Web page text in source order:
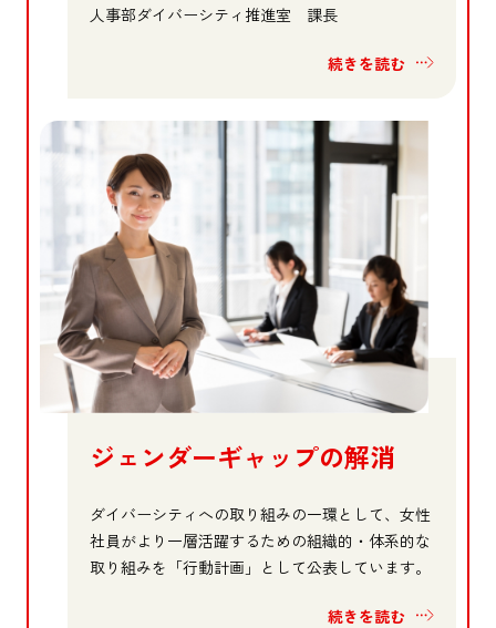
人事部ダイバーシティ推進室 課長
続きを読む
ジェンダーギャップの解消
ダイバーシティへの取り組みの一環として、女性
社員がより一層活躍するための組織的・体系的な
取り組みを「行動計画」として公表しています。
続きを読む